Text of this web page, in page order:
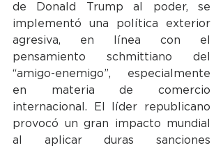
de Donald Trump al poder, se
implementó una política exterior
agresiva, en línea con el
pensamiento schmittiano del
“amigo-enemigo”, especialmente
en materia de comercio
internacional. El líder republicano
provocó un gran impacto mundial
al aplicar duras sanciones